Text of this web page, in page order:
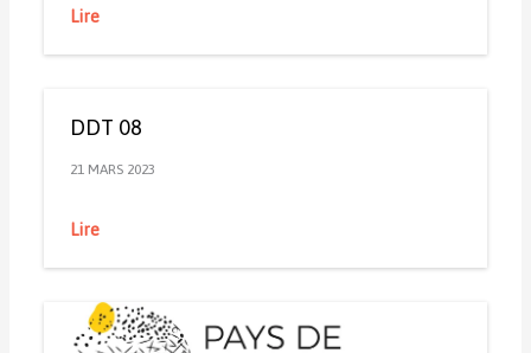
Lire
DDT 08
21 MARS 2023
Lire